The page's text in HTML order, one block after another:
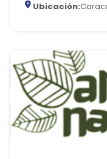
Ubicación: